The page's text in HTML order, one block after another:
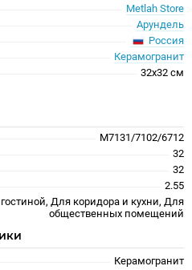
Metlah Store
Арундель
Россия
Керамогранит
32x32 см
М7131/7102/6712
32
32
2.55
Для коридора и кухни, Для
общественных помещений
Керамогранит